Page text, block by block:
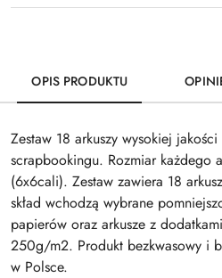
OPIS PRODUKTU
Zestaw 18 arkuszy wysokiej
scrapbookingu. Rozmiar każdego
(6x6cali). Zestaw zawiera 18
skład wchodzą wybrane
papierów oraz arkusze z
250g/m2. Produkt bezkwasowy i
w Polsce.